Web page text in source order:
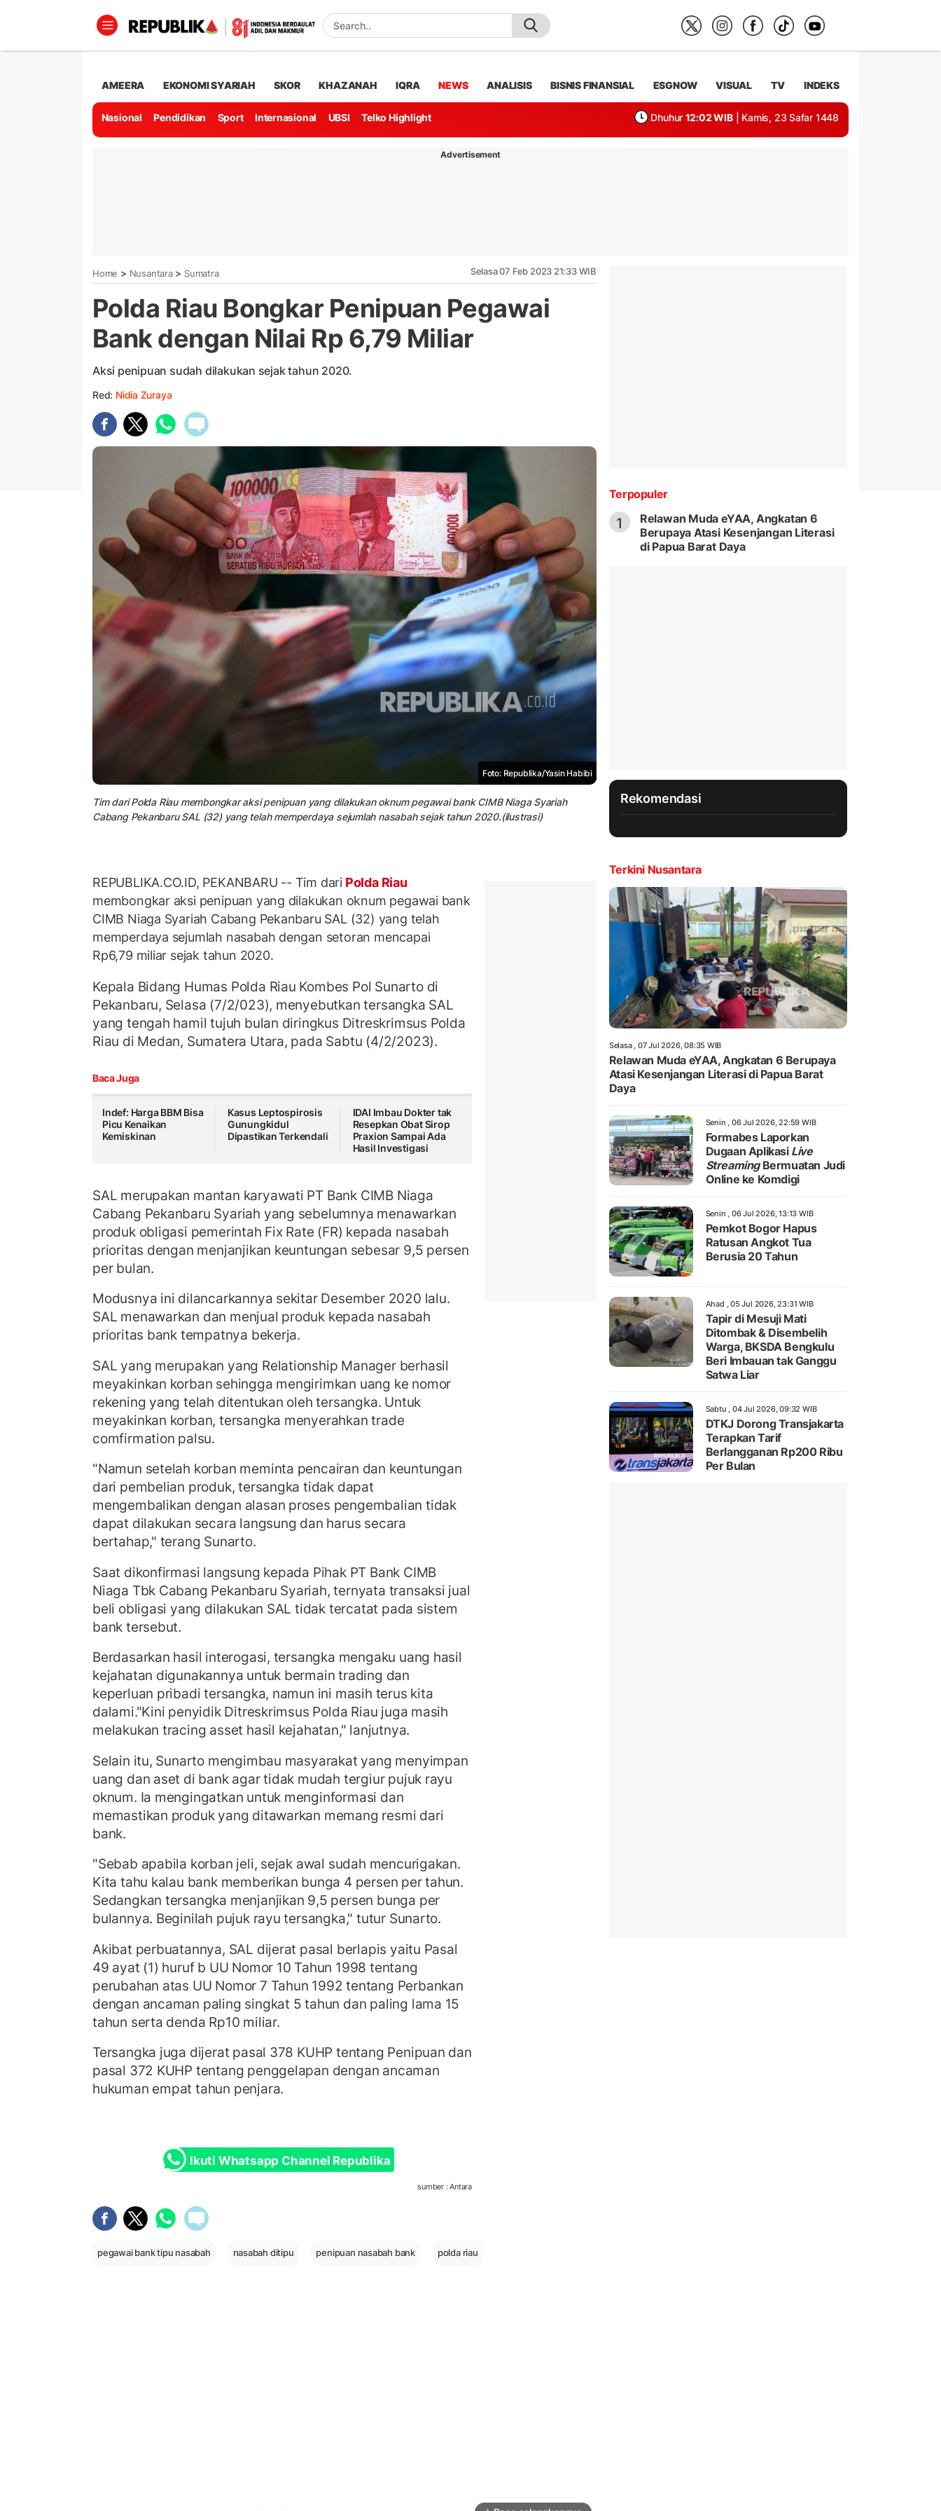
AMEERA EKONOMI SYARIAH SKOR KHAZANAH IQRA NEWS ANALISIS BISNIS FINANSIAL ESGNOW VISUAL TV INDEKS
Nasional Pendidikan Sport Internasional UBSI Telko Highlight Dhuhur 12:02 WIB | Kamis, 23 Safar 1448
Advertisement
Home > Nusantara> Sumatra Selasa 07 Feb 2023 21:33 WIB
Polda Riau Bongkar Penipuan Pegawai
Bank dengan Nilai Rp 6,79 Miliar
Aksi penipuan sudah dilakukan sejak tahun 2020.
Red: Nidia Zuraya
Foto: Republika/Yasin Habibi
Tim dari Polda Riau membongkar aksi penipuan yang dilakukan oknum pegawai bank CIMB Niaga Syariah
Cabang Pekanbaru SAL (32) yang telah memperdaya sejumlah nasabah sejak tahun 2020.(ilustrasi)
REPUBLIKA.CO.ID, PEKANBARU -- Tim dari Polda Riau
membongkar aksi penipuan yang dilakukan oknum pegawai bank
CIMB Niaga Syariah Cabang Pekanbaru SAL (32) yang telah
memperdaya sejumlah nasabah dengan setoran mencapai
Rp6,79 miliar sejak tahun 2020.
Kepala Bidang Humas Polda Riau Kombes Pol Sunarto di
Pekanbaru, Selasa (7/2/023), menyebutkan tersangka SAL
yang tengah hamil tujuh bulan diringkus Ditreskrimsus Polda
Riau di Medan, Sumatera Utara, pada Sabtu (4/2/2023).
Baca Juga
Indef: Harga BBM Bisa
Picu Kenaikan
Kemiskinan
Kasus Leptospirosis
Gunungkidul
Dipastikan Terkendali
IDAI Imbau Dokter tak
Resepkan Obat Sirop
Praxion Sampai Ada
Hasil Investigasi
SAL merupakan mantan karyawati PT Bank CIMB Niaga
Cabang Pekanbaru Syariah yang sebelumnya menawarkan
produk obligasi pemerintah Fix Rate (FR) kepada nasabah
prioritas dengan menjanjikan keuntungan sebesar 9,5 persen
per bulan.
Modusnya ini dilancarkannya sekitar Desember 2020 lalu.
SAL menawarkan dan menjual produk kepada nasabah
prioritas bank tempatnya bekerja.
SAL yang merupakan yang Relationship Manager berhasil
meyakinkan korban sehingga mengirimkan uang ke nomor
rekening yang telah ditentukan oleh tersangka. Untuk
meyakinkan korban, tersangka menyerahkan trade
comfirmation palsu.
"Namun setelah korban meminta pencairan dan keuntungan
dari pembelian produk, tersangka tidak dapat
mengembalikan dengan alasan proses pengembalian tidak
dapat dilakukan secara langsung dan harus secara
bertahap," terang Sunarto.
Saat dikonfirmasi langsung kepada Pihak PT Bank CIMB
Niaga Tbk Cabang Pekanbaru Syariah, ternyata transaksi jual
beli obligasi yang dilakukan SAL tidak tercatat pada sistem
bank tersebut.
Berdasarkan hasil interogasi, tersangka mengaku uang hasil
kejahatan digunakannya untuk bermain trading dan
keperluan pribadi tersangka, namun ini masih terus kita
dalami."Kini penyidik Ditreskrimsus Polda Riau juga masih
melakukan tracing asset hasil kejahatan," lanjutnya.
Selain itu, Sunarto mengimbau masyarakat yang menyimpan
uang dan aset di bank agar tidak mudah tergiur pujuk rayu
oknum. Ia mengingatkan untuk menginformasi dan
memastikan produk yang ditawarkan memang resmi dari
bank.
"Sebab apabila korban jeli, sejak awal sudah mencurigakan.
Kita tahu kalau bank memberikan bunga 4 persen per tahun.
Sedangkan tersangka menjanjikan 9,5 persen bunga per
bulannya. Beginilah pujuk rayu tersangka," tutur Sunarto.
Akibat perbuatannya, SAL dijerat pasal berlapis yaitu Pasal
49 ayat (1) huruf b UU Nomor 10 Tahun 1998 tentang
perubahan atas UU Nomor 7 Tahun 1992 tentang Perbankan
dengan ancaman paling singkat 5 tahun dan paling lama 15
tahun serta denda Rp10 miliar.
Tersangka juga dijerat pasal 378 KUHP tentang Penipuan dan
pasal 372 KUHP tentang penggelapan dengan ancaman
hukuman empat tahun penjara.
Ikuti Whatsapp Channel Republika
sumber : Antara
pegawai bank tipu nasabah nasabah ditipu penipuan nasabah bank polda riau
Terpopuler
1
Relawan Muda eYAA, Angkatan 6
Berupaya Atasi Kesenjangan Literasi
di Papua Barat Daya
Rekomendasi
Terkini Nusantara
Selasa , 07 Jul 2026, 08:35 WIB
Relawan Muda eYAA, Angkatan 6 Berupaya
Atasi Kesenjangan Literasi di Papua Barat
Daya
Senin , 06 Jul 2026, 22:59 WIB
Formabes Laporkan
Dugaan Aplikasi Live
StreamingBermuatan Judi
Online ke Komdigi
Senin , 06 Jul 2026, 13:13 WIB
Pemkot Bogor Hapus
Ratusan Angkot Tua
Berusia 20 Tahun
Ahad , 05 Jul 2026, 23:31 WIB
Tapir di Mesuji Mati
Ditombak & Disembelih
Warga, BKSDA Bengkulu
Beri Imbauan tak Ganggu
Satwa Liar
Sabtu , 04 Jul 2026, 09:32 WIB
DTKJ Dorong Transjakarta
Terapkan Tarif
Berlangganan Rp200 Ribu
Per Bulan